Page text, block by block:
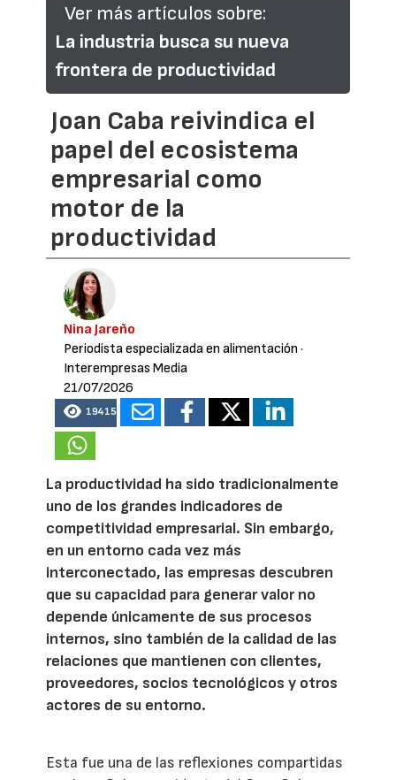
Ver más artículos sobre:
La industria busca su nueva
frontera de productividad
Joan Caba reivindica el
papel del ecosistema
empresarial como
motor de la
productividad
Nina Jareño
Periodista especializada en alimentación ·
Interempresas Media
21/07/2026
19415
La productividad ha sido tradicionalmente
uno de los grandes indicadores de
competitividad empresarial. Sin embargo,
en un entorno cada vez más
interconectado, las empresas descubren
que su capacidad para generar valor no
depende únicamente de sus procesos
internos, sino también de la calidad de las
relaciones que mantienen con clientes,
proveedores, socios tecnológicos y otros
actores de su entorno.
Esta fue una de las reflexiones compartidas